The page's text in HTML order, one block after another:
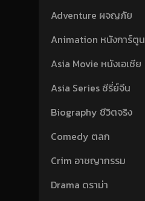
Adventure ผจญภัย
Animation หนังการ์ตูน
Asia Movie หนังเอเชีย
Asia Series ซีรี่ย์จีน
Biography ชีวิตจริง
Comedy ตลก
Crim อาชญากรรม
Drama ดราม่า